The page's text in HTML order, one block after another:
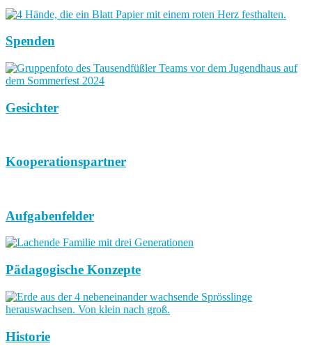
Spenden
Gesichter
Kooperationspartner
Aufgabenfelder
Pädagogische Konzepte
Historie